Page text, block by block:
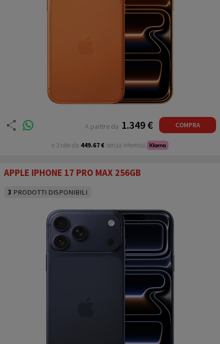
Cellulariusati.net è
Partner
20124 MILANO
A partire da 1.349 € COMPRA
o 3 rate da 449.67 €senza interessi.
APPLE IPHONE 17 PRO MAX 256GB
3 PRODOTTI DISPONIBILI